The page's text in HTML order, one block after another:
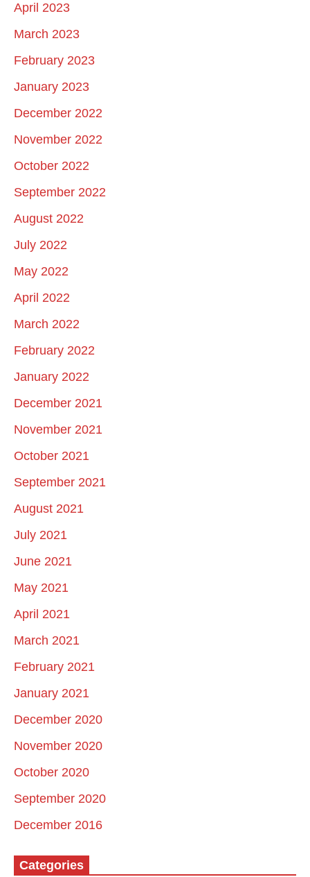
April 2023
March 2023
February 2023
January 2023
December 2022
November 2022
October 2022
September 2022
August 2022
July 2022
May 2022
April 2022
March 2022
February 2022
January 2022
December 2021
November 2021
October 2021
September 2021
August 2021
July 2021
June 2021
May 2021
April 2021
March 2021
February 2021
January 2021
December 2020
November 2020
October 2020
September 2020
December 2016
Categories